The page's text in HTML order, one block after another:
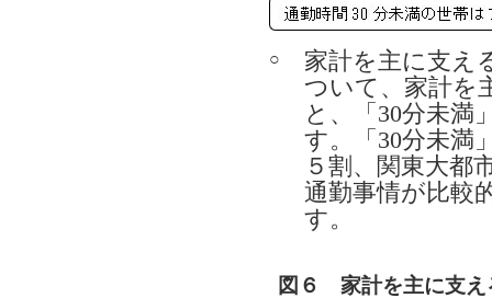
○
家計を主に支え
ついて、家計を
と、「30分未満
す。「30分未満
５割、関東大都
通勤事情が比較
す。
図６ 家計を主に支え